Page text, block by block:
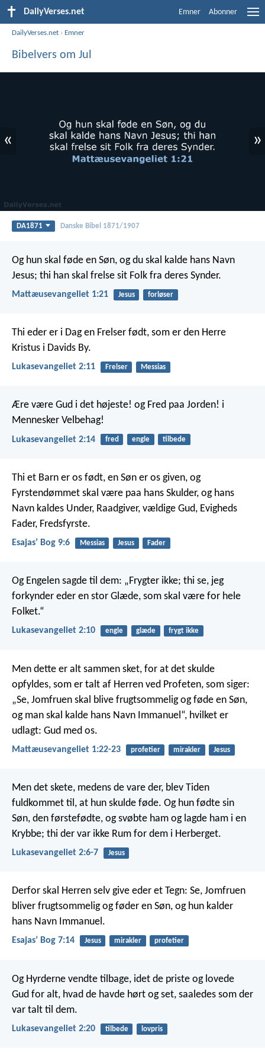
DailyVerses.net Emner Abonner
DailyVerses.net › Emner
Bibelvers om Jul
« »
DA1871 Danske Bibel 1871/1907
Og hun skal føde en Søn, og du skal kalde hans Navn
Jesus; thi han skal frelse sit Folk fra deres Synder.
Mattæusevangeliet 1:21 Jesus forløser
Thi eder er i Dag en Frelser født, som er den Herre
Kristus i Davids By.
Lukasevangeliet 2:11 Frelser Messias
Ære være Gud i det højeste! og Fred paa Jorden! i
Mennesker Velbehag!
Lukasevangeliet 2:14 fred engle tilbede
Thi et Barn er os født, en Søn er os given, og
Fyrstendømmet skal være paa hans Skulder, og hans
Navn kaldes Under, Raadgiver, vældige Gud, Evigheds
Fader, Fredsfyrste.
Esajasʼ Bog 9:6 Messias Jesus Fader
Og Engelen sagde til dem: „Frygter ikke; thi se, jeg
forkynder eder en stor Glæde, som skal være for hele
Folket.“
Lukasevangeliet 2:10 engle glæde frygt ikke
Men dette er alt sammen sket, for at det skulde
opfyldes, som er talt af Herren ved Profeten, som siger:
„Se, Jomfruen skal blive frugtsommelig og føde en Søn,
og man skal kalde hans Navn Immanuel“, hvilket er
udlagt: Gud med os.
Mattæusevangeliet 1:22-23 profetier mirakler Jesus
Men det skete, medens de vare der, blev Tiden
fuldkommet til, at hun skulde føde. Og hun fødte sin
Søn, den førstefødte, og svøbte ham og lagde ham i en
Krybbe; thi der var ikke Rum for dem i Herberget.
Lukasevangeliet 2:6-7 Jesus
Derfor skal Herren selv give eder et Tegn: Se, Jomfruen
bliver frugtsommelig og føder en Søn, og hun kalder
hans Navn Immanuel.
Esajasʼ Bog 7:14 Jesus mirakler profetier
Og Hyrderne vendte tilbage, idet de priste og lovede
Gud for alt, hvad de havde hørt og set, saaledes som der
var talt til dem.
Lukasevangeliet 2:20 tilbede lovpris